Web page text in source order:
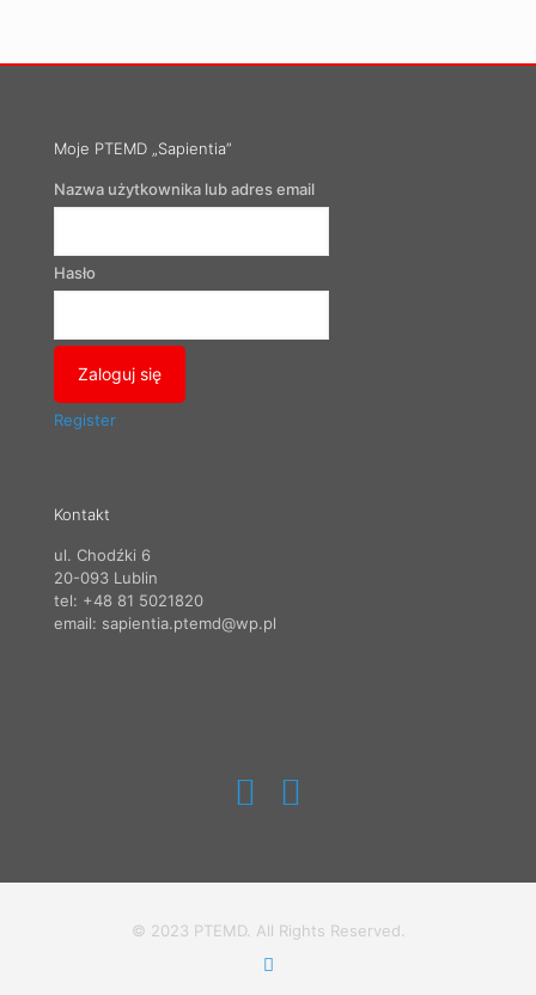
Moje PTEMD „Sapientia”
Nazwa użytkownika lub adres email
Hasło
Register
Kontakt
ul. Chodźki 6
20-093 Lublin
tel: +48 81 5021820
email: sapientia.ptemd@wp.pl
© 2023 PTEMD. All Rights Reserved.